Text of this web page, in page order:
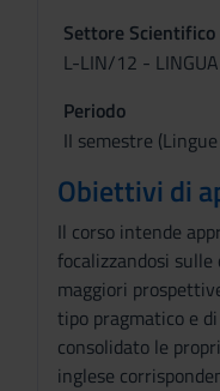
Settore Scientifico
L-LIN/12 - LINGUA
Periodo
II semestre
Obiettivi di
Il corso intende
focalizzandosi
maggiori
tipo pragmatico e
consolidato le
inglese